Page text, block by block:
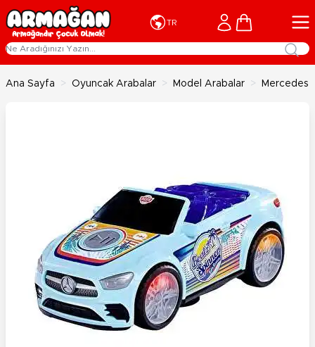
İçeriğe geç
TR Cart
Ana Sayfa > Oyuncak Arabalar > Model Arabalar > Mercedes